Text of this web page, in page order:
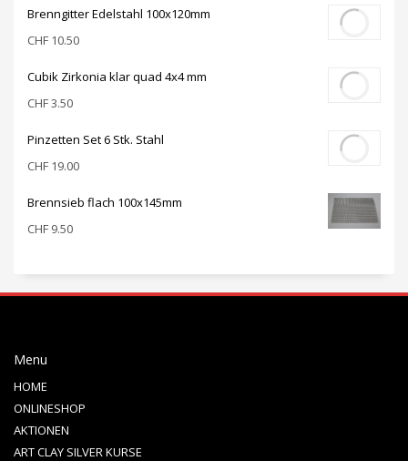
Brenngitter Edelstahl 100x120mm
CHF 10.50
Cubik Zirkonia klar quad 4x4 mm
CHF3.50
Pinzetten Set 6 Stk. Stahl
CHF 19.00
Brennsieb flach 100x145mm
CHF 9.50
Menu
HOME
ONLINESHOP
AKTIONEN
ART CLAY SILVER KURSE